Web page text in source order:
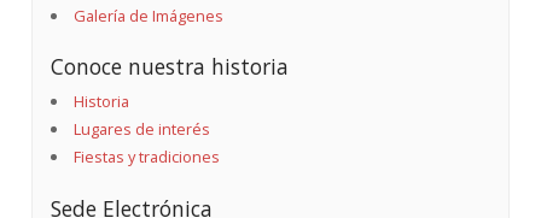
Galería de Imágenes
Conoce nuestra historia
Historia
Lugares de interés
Fiestas y tradiciones
Sede Electrónica